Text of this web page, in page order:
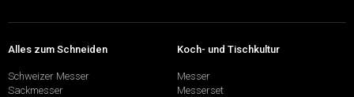
Alles zum Schneiden
Schweizer Messer
Sackmesser
Koch- und Tischkultur
Messer
Messerset